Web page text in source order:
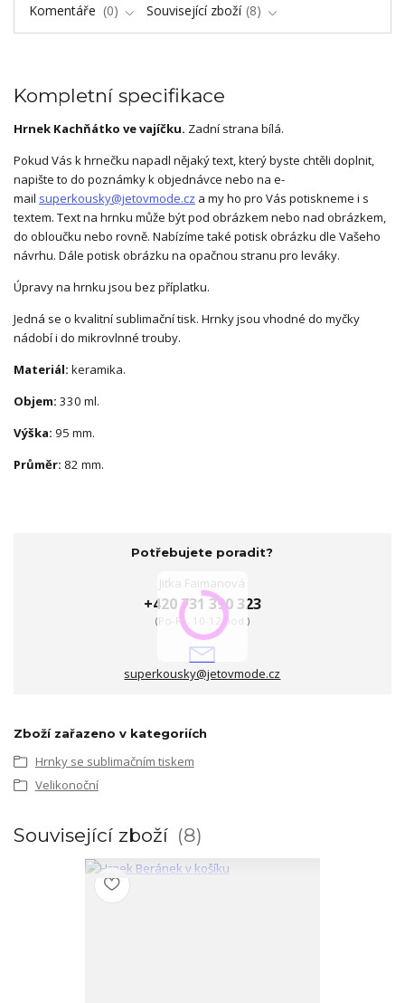
Komentáře
0 Související zboží 8
Kompletní specifikace
Hrnek Kachňátko ve vajíčku. Zadní strana bílá.
Pokud Vás k hrnečku napadl nějaký text, který byste chtěli doplnit,
napište to do poznámky k objednávce nebo na e-
mail superkousky@jetovmode.cz a my ho pro Vás potiskneme i s
textem. Text na hrnku může být pod obrázkem nebo nad obrázkem,
do obloučku nebo rovně. Nabízíme také potisk obrázku dle Vašeho
návrhu. Dále potisk obrázku na opačnou stranu pro leváky.
Úpravy na hrnku jsou bez příplatku.
Jedná se o kvalitní sublimační tisk. Hrnky jsou vhodné do myčky
nádobí i do mikrovlnné trouby.
Materiál: keramika.
Objem: 330 ml.
Výška: 95 mm.
Průměr: 82 mm.
Potřebujete poradit?
Jitka Faimanová
+420 731 390 323
(Po-Pá, 10-12 hod.)
superkousky@jetovmode.cz
Zboží zařazeno v kategoriích
Hrnky se sublimačním tiskem
Velikonoční
Související zboží 8